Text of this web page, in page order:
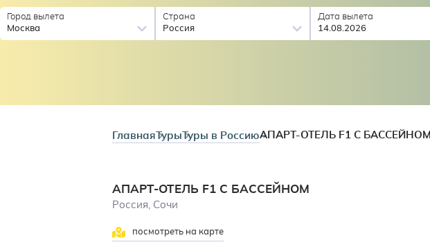
Город вылета
Москва
Страна
Россия
Дата вылета
14.08.2026
ГлавнаяТурыТуры в РоссиюАПАРТ-ОТЕЛЬ F1 С БАССЕЙНОМ
АПАРТ-ОТЕЛЬ F1 С БАССЕЙНОМ
Россия, Сочи
посмотреть на карте